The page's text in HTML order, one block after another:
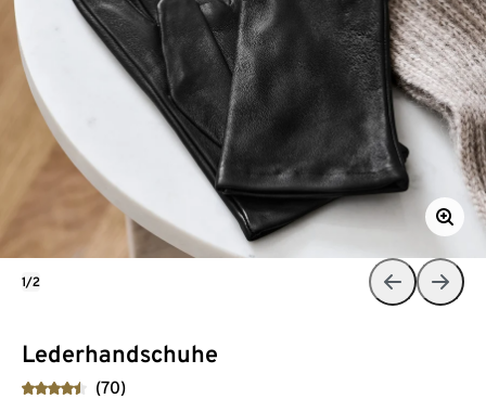
Lederhandschuhe
(70)
1/2